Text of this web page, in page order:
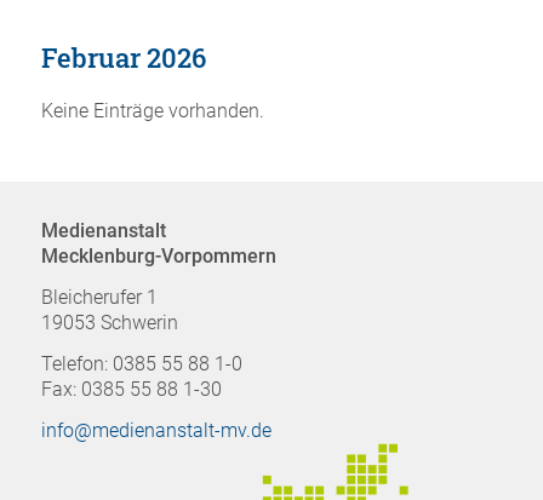
Februar 2026
Keine Einträge vorhanden.
Medienanstalt
Mecklenburg-Vorpommern
Bleicherufer 1
19053 Schwerin
Telefon: 0385 55 88 1-0
Fax: 0385 55 88 1-30
info@medienanstalt-mv.de